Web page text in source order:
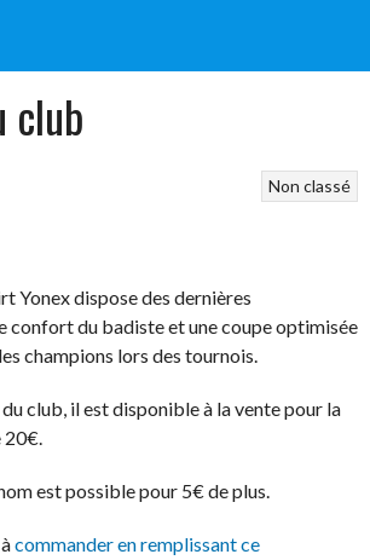
club
Non classé
Yonex dispose des dernières
confort du badiste et une coupe optimisée
champions lors des tournois.
club, il est disponible à la vente pour la
20€.
est possible pour 5€ de plus.
commander en remplissant ce